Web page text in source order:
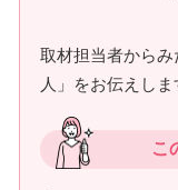
取材担当者から
人」をお伝えしま
こ